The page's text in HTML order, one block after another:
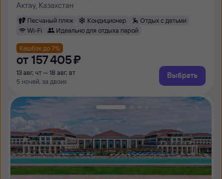
Актау, Казахстан
Песчаный пляж Кондиционер
Отдых с детьми
Wi-Fi
Идеально для отдыха парой
Кешбэк до 7%
от 157 ⁠405 ⁠₽
13 авг, чт — 18 авг, вт
5 ночей, за двоих
Выбрать